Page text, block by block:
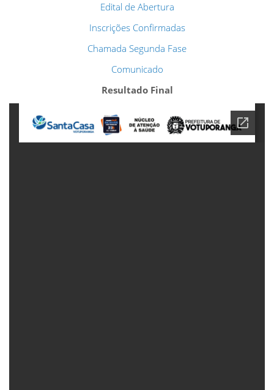
Fechar Formulário
Edital de Abertura
Inscrições Confirmadas
Chamada Segunda Fase
Comunicado
Resultado Final